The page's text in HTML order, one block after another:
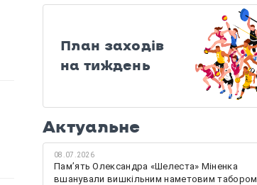
План заходів
на тиждень
Актуальне
08.07.2026
Памʼять Олександра «Шелеста» Міненка
вшанували вишкільним наметовим табором